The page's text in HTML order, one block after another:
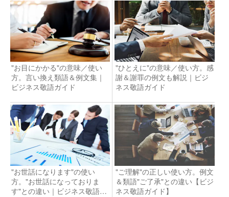
"お目にかかる"の意味／使い
方。言い換え類語＆例文集｜
ビジネス敬語ガイド
"ひとえに"の意味／使い方。感
謝＆謝罪の例文も解説｜ビジ
ネス敬語ガイド
"お世話になります"の使い
方。"お世話になっておりま
す"との違い｜ビジネス敬語ガ
"ご理解"の正しい使い方。例文
＆類語"ご了承"との違い【ビジ
ネス敬語ガイド】